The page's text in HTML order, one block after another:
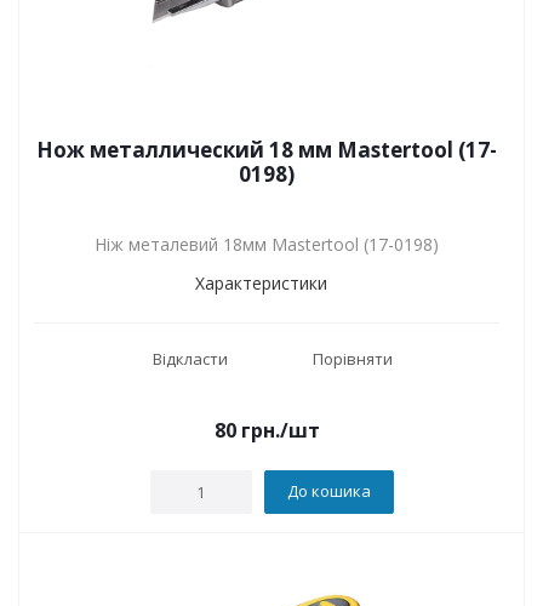
Нож металлический 18 мм Mastertool (17-
0198)
Ніж металевий 18мм Mastertool (17-0198)
Характеристики
Відкласти Порівняти
80 грн./шт
До кошика